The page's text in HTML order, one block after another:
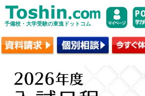
予備校・大学受験の東進ドットコム